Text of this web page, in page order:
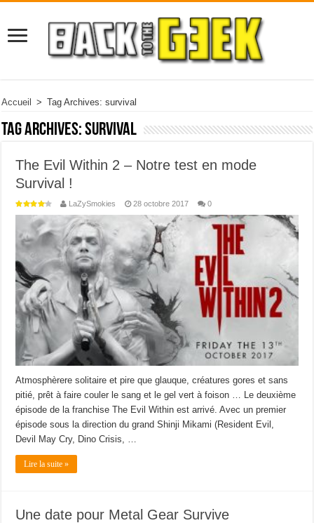
Accueil > Tag Archives: survival
Tag Archives:survival
The Evil Within 2 – Notre test en mode
Survival !
LaZySmokies 28 octobre 2017 0
Atmosphèrere solitaire et pire que glauque, créatures gores et sans
pitié, prêt à faire couler le sang et le gel vert à foison … Le deuxième
épisode de la franchise The Evil Within est arrivé. Avec un premier
épisode sous la direction du grand Shinji Mikami (Resident Evil,
Devil May Cry, Dino Crisis, …
Lire la suite »
Une date pour Metal Gear Survive